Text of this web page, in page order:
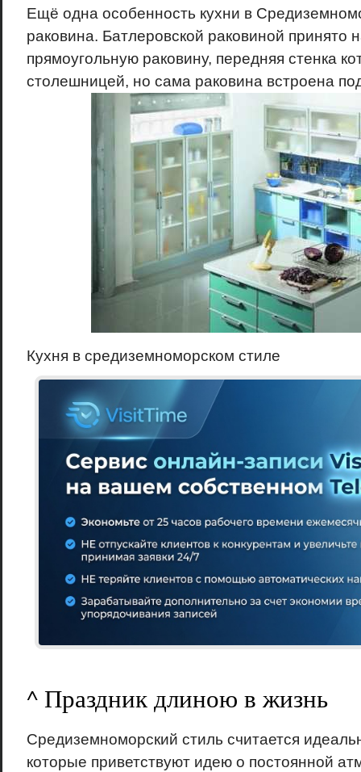
Ещё одна особенность кухни в
раковина. Батлеровской раковиной принято
прямоугольную раковину, передняя стенка
столешницей, но сама раковина встроена
Кухня в средиземноморском стиле
^ Праздник длиною в жизнь
Средиземноморский стиль считается
которые приветствуют идею о постоянной